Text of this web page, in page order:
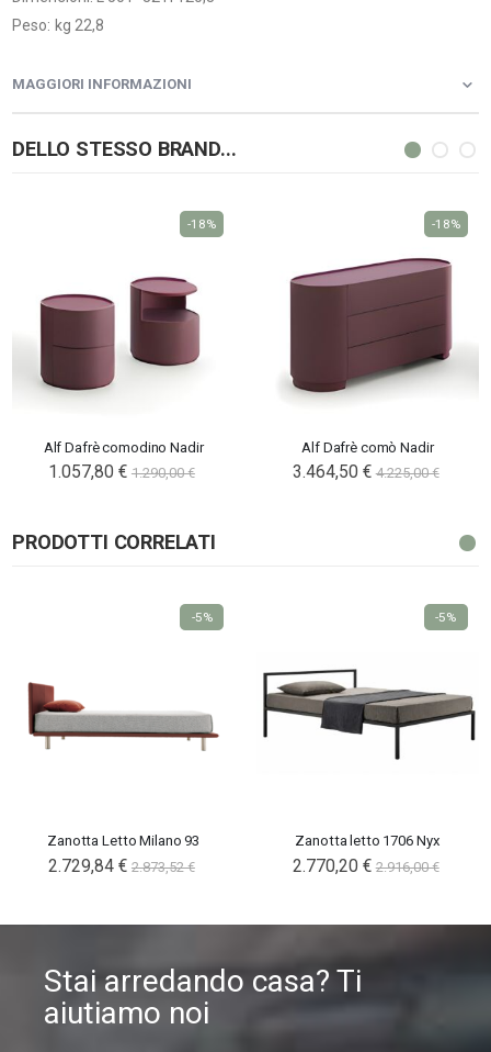
Peso: kg 22,8
MAGGIORI INFORMAZIONI
DELLO STESSO BRAND...
Alf Dafrè comodino Nadir
1.057,80 € 1.290,00 €
-18%
Alf Dafrè comò Nadir
3.464,50 € 4.225,00 €
-18%
PRODOTTI CORRELATI
Zanotta Letto Milano 93
2.729,84 € 2.873,52 €
-5%
Zanotta letto 1706 Nyx
2.770,20 € 2.916,00 €
-5%
Stai arredando casa? Ti
aiutiamo noi